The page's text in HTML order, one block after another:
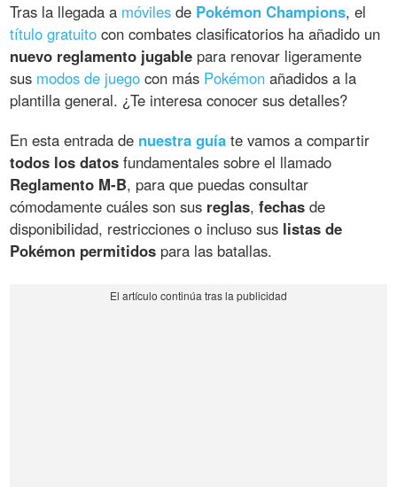
Tras la llegada a móviles de Pokémon Champions, el
título gratuito con combates clasificatorios ha añadido un
nuevo reglamento jugable para renovar ligeramente
sus modos de juego con más Pokémon añadidos a la
plantilla general. ¿Te interesa conocer sus detalles?
En esta entrada de nuestra guía te vamos a compartir
todos los datos fundamentales sobre el llamado
Reglamento M-B, para que puedas consultar
cómodamente cuáles son sus reglas,fechas de
disponibilidad, restricciones o incluso sus listas de
Pokémon permitidos para las batallas.